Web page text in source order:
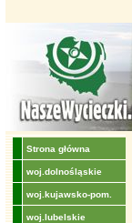
Strona główna
woj.dolnośląskie
woj.kujawsko-pom.
woj.lubelskie